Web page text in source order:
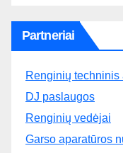
Partneriai
Renginių techninis
DJ paslaugos
Renginių vedėjai
Garso aparatūros